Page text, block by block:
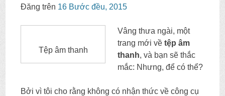
Đăng trên 16 Bước đều, 2015
Tệp âm thanh
Vâng thưa ngài, một
trang mới vềtệp âm
thanh, và bạn sẽ thắc
mắc: Nhưng, để có thể?
Bởi vì tôi cho rằng không có nhận thức về công cụ